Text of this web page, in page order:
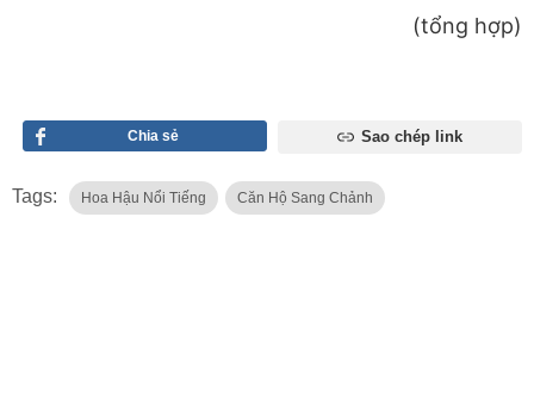
(tổng hợp)
Chia sẻ Sao chép link
Tags: Hoa Hậu Nổi Tiếng Căn Hộ Sang Chảnh